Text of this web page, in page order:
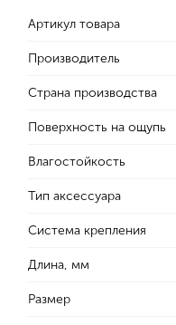
Артикул товара
Производитель
Страна производства
Поверхность на ощупь
Влагостойкость
Тип аксессуара
Система крепления
Длина, мм
Размер